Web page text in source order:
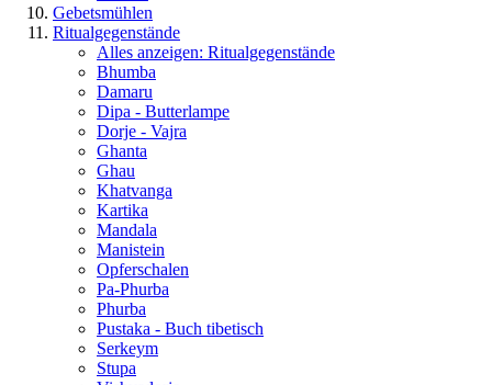
Gebetsmühlen
Ritualgegenstände
Alles anzeigen: Ritualgegenstände
Bhumba
Damaru
Dipa - Butterlampe
Dorje - Vajra
Ghanta
Ghau
Khatvanga
Kartika
Mandala
Manistein
Opferschalen
Pa-Phurba
Phurba
Pustaka - Buch tibetisch
Serkeym
Stupa